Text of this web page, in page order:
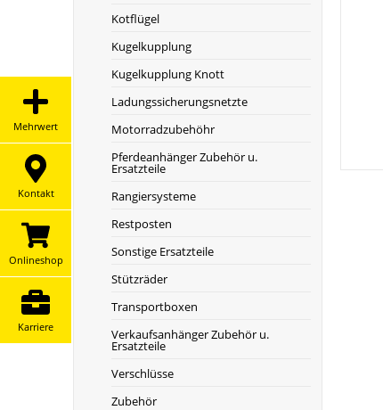
Kotflügel
Kugelkupplung
Kugelkupplung Knott
Ladungssicherungsnetzte
Motorradzubehöhr
Pferdeanhänger Zubehör u.
Ersatzteile
Rangiersysteme
Restposten
Sonstige Ersatzteile
Stützräder
Transportboxen
Verkaufsanhänger Zubehör u.
Ersatzteile
Verschlüsse
Zubehör
Mehrwert
Kontakt
Onlineshop
Karriere